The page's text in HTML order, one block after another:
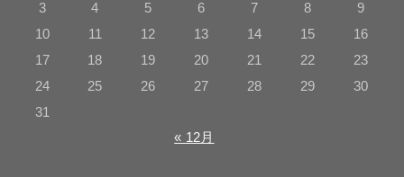
3
4 5 6 7 8
9
10
11 12 13 14 15
16
17
18 19 20 21 22
23
24
25 26 27 28 29
30
31
« 12月